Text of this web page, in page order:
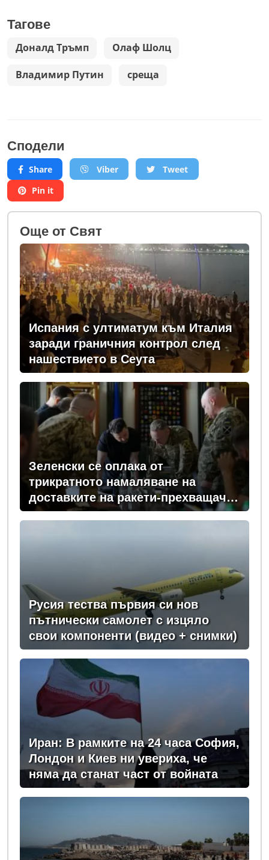
Тагове
Доналд Тръмп Олаф Шолц
Владимир Путин среща
Сподели
Share Viber
Tweet
Pin it
Oще от Свят
Испания с ултиматум към Италия
заради граничния контрол след
нашествието в Сеута
Зеленски се оплака от
трикратното намаляване на
доставките на ракети-прехващачи
от Запада за Киев
Русия тества първия си нов
пътнически самолет с изцяло
свои компоненти (видео + снимки)
Иран: В рамките на 24 часа София,
Лондон и Киев ни увериха, че
няма да станат част от войната